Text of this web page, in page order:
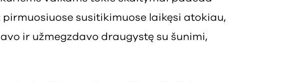
susitikimuose laikęsi atokiau,
ir užmegzdavo draugystę su šunimi,